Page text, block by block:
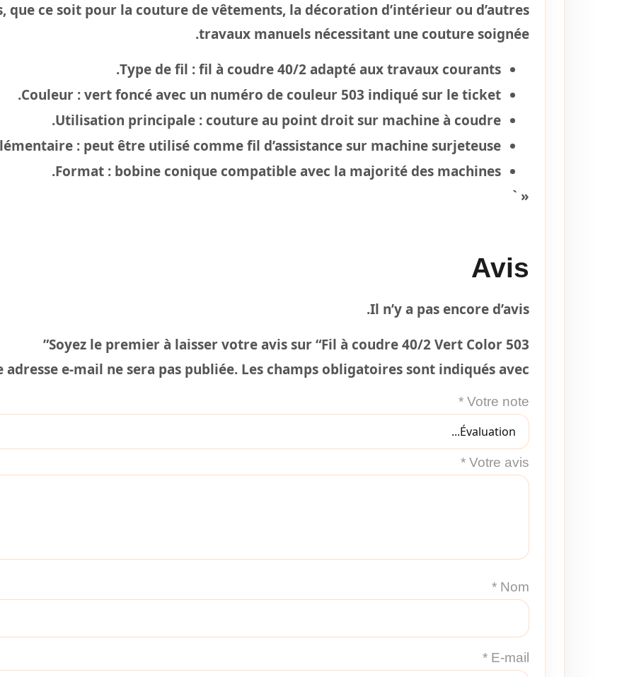
que ce soit pour la couture de vêtements, la décoration d’intérieur ou d’autres
travaux manuels nécessitant une couture soignée.
Type de fil :fil à coudre 40/2 adapté aux travaux courants.
Couleur :vert foncé avec un numéro de couleur 503 indiqué sur le ticket.
Utilisation principale : couture au point droit sur machine à coudre.
: peut être utilisé comme fil d’assistance sur machine surjeteuse.
Format : bobine conique compatible avec la majorité des machines.
« `
Avis
Il n’y a pas encore d’avis.
Soyez le premier à laisser votre avis sur “Fil à coudre 40/2 Vert Color 503”
adresse e-mail ne sera pas publiée. Les champs obligatoires sont indiqués avec
Votre note
*
Votre avis
*
Nom
*
E-mail
*